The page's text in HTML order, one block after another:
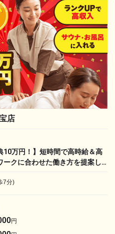
店
10万円！】短時間で高時給＆高
クに合わせた働き方を提案し
7分)
円